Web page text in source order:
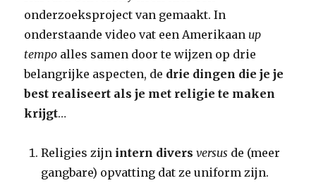
onderzoeksproject van gemaakt. In
onderstaande video vat een Amerikaan up
tempo alles samen door te wijzen op drie
belangrijke aspecten, de drie dingen die je je
best realiseert als je met religie te maken
krijgt…
Religies zijn intern diversversus de (meer
gangbare) opvatting dat ze uniform zijn.